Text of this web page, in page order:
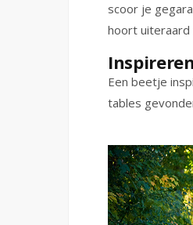
scoor je
hoort uiteraard
Een beetje
tables